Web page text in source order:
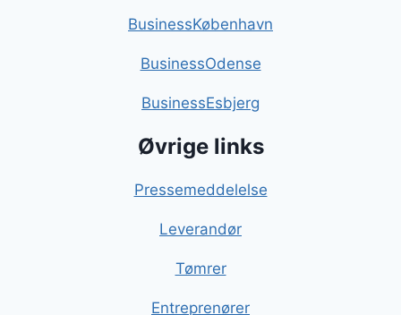
BusinessKøbenhavn
BusinessOdense
BusinessEsbjerg
Øvrige links
Pressemeddelelse
Leverandør
Tømrer
Entreprenører